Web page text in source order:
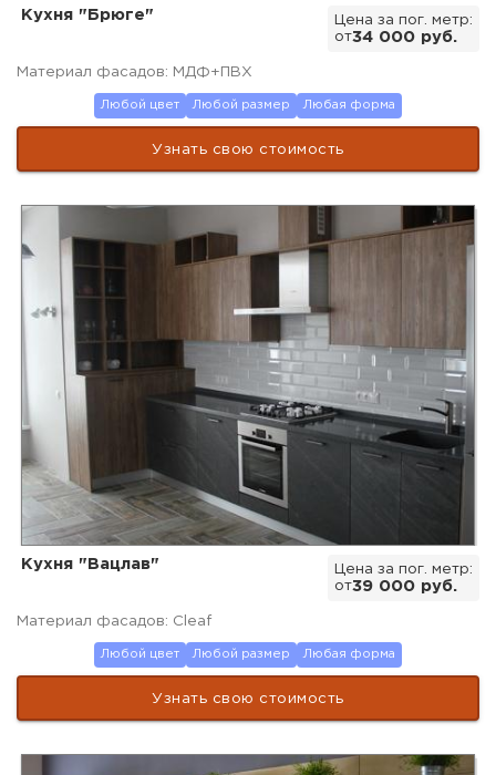
Цена за пог. метр:
от34 000 руб.
Кухня "Брюге"
Материал фасадов: МДФ+ПВХ
Любой цвет Любой размер Любая форма
Узнать свою стоимость
Цена за пог. метр:
от39 000 руб.
Кухня "Вацлав"
Материал фасадов: Cleaf
Любой цвет Любой размер Любая форма
Узнать свою стоимость